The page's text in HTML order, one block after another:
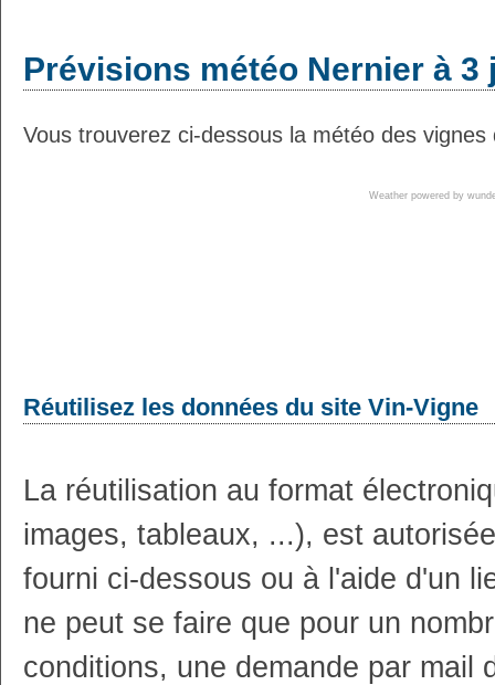
Prévisions météo Nernier à 3
Vous trouverez ci-dessous la météo des
Weather powered by
Réutilisez les données du site Vin-Vigne
La réutilisation au format
images, tableaux, ...), est
fourni ci-dessous ou à l'aide d'un
ne peut se faire que pour un
conditions, une demande par mail